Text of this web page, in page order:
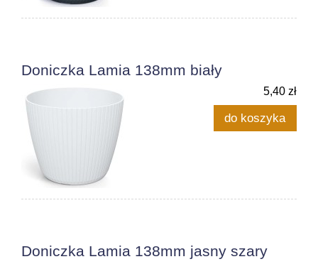
Doniczka Lamia 138mm biały
5,40 zł
do koszyka
Doniczka Lamia 138mm jasny szary